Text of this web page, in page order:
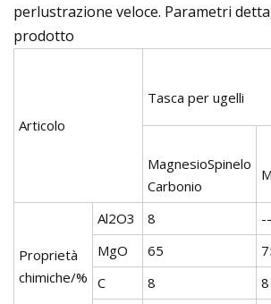
perlustrazione veloce. Parametri
prodotto
Articolo
Tasca per ugelli
MagnesioSpinelo
Carbonio
Proprietà
chimiche/%
Al2O3 8
--
MgO
65
C
8
8